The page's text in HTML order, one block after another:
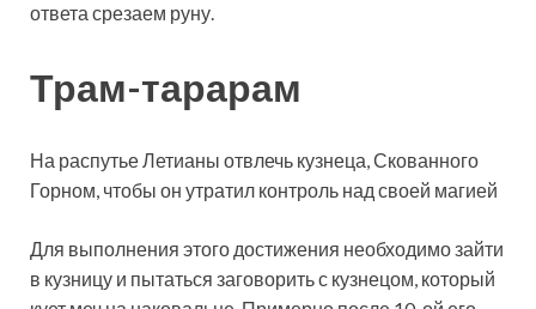
ответа срезаем руну.
Трам-тарарам
На распутье Летианы отвлечь кузнеца, Скованного
Горном, чтобы он утратил контроль над своей магией
Для выполнения этого достижения необходимо зайти
в кузницу и пытаться заговорить с кузнецом, который